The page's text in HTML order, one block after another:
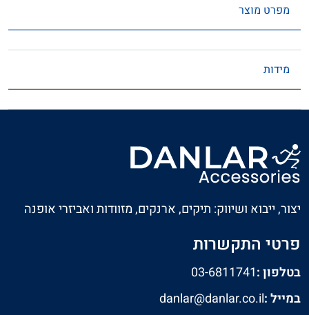
מפרט מוצר
מידות
יצור, ייבוא ושיווק: תיקים, ארנקים, מזוודות ואביזרי אופנה
פרטי התקשרות
בטלפון :03-6811741
במייל :danlar@danlar.co.il